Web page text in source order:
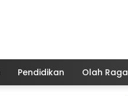
Pendidikan Olah Raga